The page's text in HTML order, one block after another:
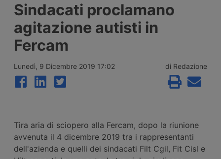
sindacato spagnolo Sinacoas è stato
ricoverato per un colpo di calore dopo
essere rimasto bloccato oltre 24 ore vicino
a Ontígola, in Spagna, con temperature
superiori ai 42 gradi e senza aria
condizionata funzionante. Il sindacato
stradale.
Sindacati proclamano
agitazione autisti in
Fercam
Lunedì, 9 Dicembre 2019 17:02 di Redazione
Tira aria di sciopero alla Fercam, dopo la riunione
avvenuta il 4 dicembre 2019 tra i rappresentanti
dell'azienda e quelli dei sindacati Filt Cgil, Fit Cisl e